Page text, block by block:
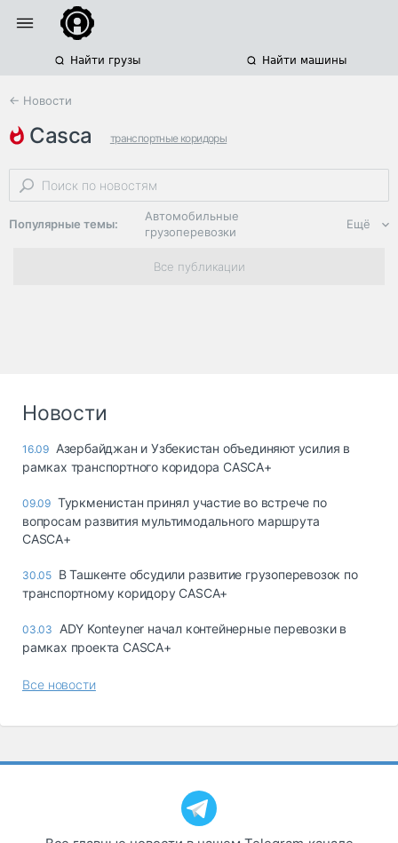
Найти грузы Найти машины
← Новости
casca транспортные коридоры
железнодорожные грузоперевозки сотрудничество
Популярные темы:
Автомобильные
грузоперевозки
Региональная
логистика
опасные грузы
страхование
грузовые
терминалы
транспорт
автохимия
Ещё
Все публикации
Новости
16.09 Азербайджан и Узбекистан объединяют усилия в
рамках транспортного коридора CASCA+
09.09 Туркменистан принял участие во встрече по
вопросам развития мультимодального маршрута
CASCA+
30.05 В Ташкенте обсудили развитие грузоперевозок по
транспортному коридору CASCA+
03.03
ADY Konteyner начал контейнерные перевозки в
рамках проекта CASCA+
Все новости